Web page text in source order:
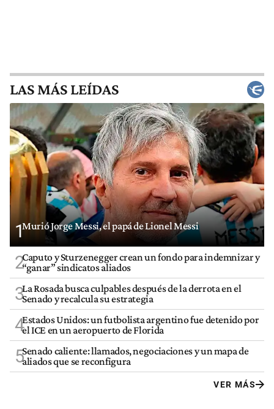
LAS MÁS LEÍDAS
1Murió Jorge Messi, el papá de Lionel Messi
2Caputo y Sturzenegger crean un fondo para indemnizar y
“ganar” sindicatos aliados
3La Rosada busca culpables después de la derrota en el
Senado y recalcula su estrategia
4Estados Unidos: un futbolista argentino fue detenido por
el ICE en un aeropuerto de Florida
5Senado caliente: llamados, negociaciones y un mapa de
aliados que se reconfigura
VER MÁS